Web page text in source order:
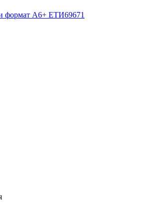
формат А6+ ЕТИ69671